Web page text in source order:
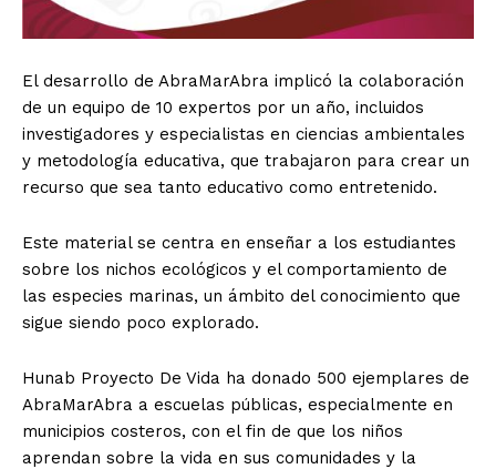
El desarrollo de AbraMarAbra implicó la colaboración
de un equipo de 10 expertos por un año, incluidos
investigadores y especialistas en ciencias ambientales
y metodología educativa, que trabajaron para crear un
recurso que sea tanto educativo como entretenido.
Este material se centra en enseñar a los estudiantes
sobre los nichos ecológicos y el comportamiento de
las especies marinas, un ámbito del conocimiento que
sigue siendo poco explorado.
Hunab Proyecto De Vida ha donado 500 ejemplares de
AbraMarAbra a escuelas públicas, especialmente en
municipios costeros, con el fin de que los niños
aprendan sobre la vida en sus comunidades y la